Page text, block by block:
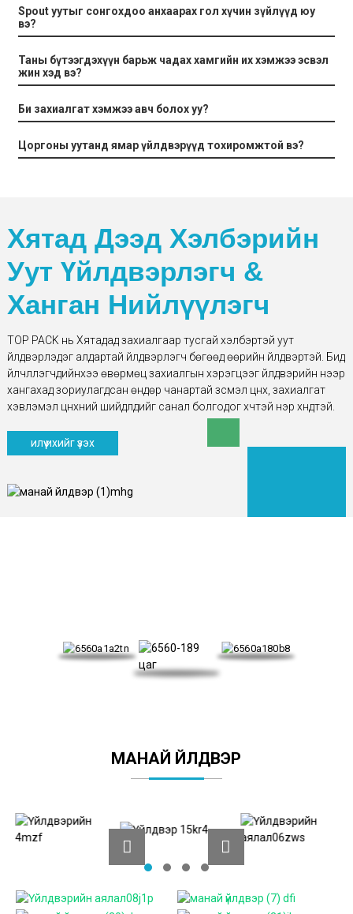
Spout уутыг сонгохдоо анхаарах гол хүчин зүйлүүд юу
вэ?
Таны бүтээгдэхүүн барьж чадах хамгийн их хэмжээ эсвэл
жин хэд вэ?
Би захиалгат хэмжээ авч болох уу?
Цоргоны уутанд ямар үйлдвэрүүд тохиромжтой вэ?
Хятад Дээд Хэлбэрийн
Уут Үйлдвэрлэгч &
Ханган Нийлүүлэгч
TOP PACK нь Хятадад захиалгаар тусгай хэлбэртэй уут
үйлдвэрлэдэг алдартай үйлдвэрлэгч бөгөөд өөрийн үйлдвэртэй. Бид
үйлчлүүлэгчдийнхээ өвөрмөц захиалгын хэрэгцээг үйлдвэрийн үнээр
хангахад зориулагдсан өндөр чанартай зүсмэл цүнх, захиалгат
хэвлэмэл цүнхний шийдлүүдийг санал болгодог хүчтэй нэр хүндтэй.
илүү ихийг үзэх
МАНАЙ ҮЙЛДВЭР